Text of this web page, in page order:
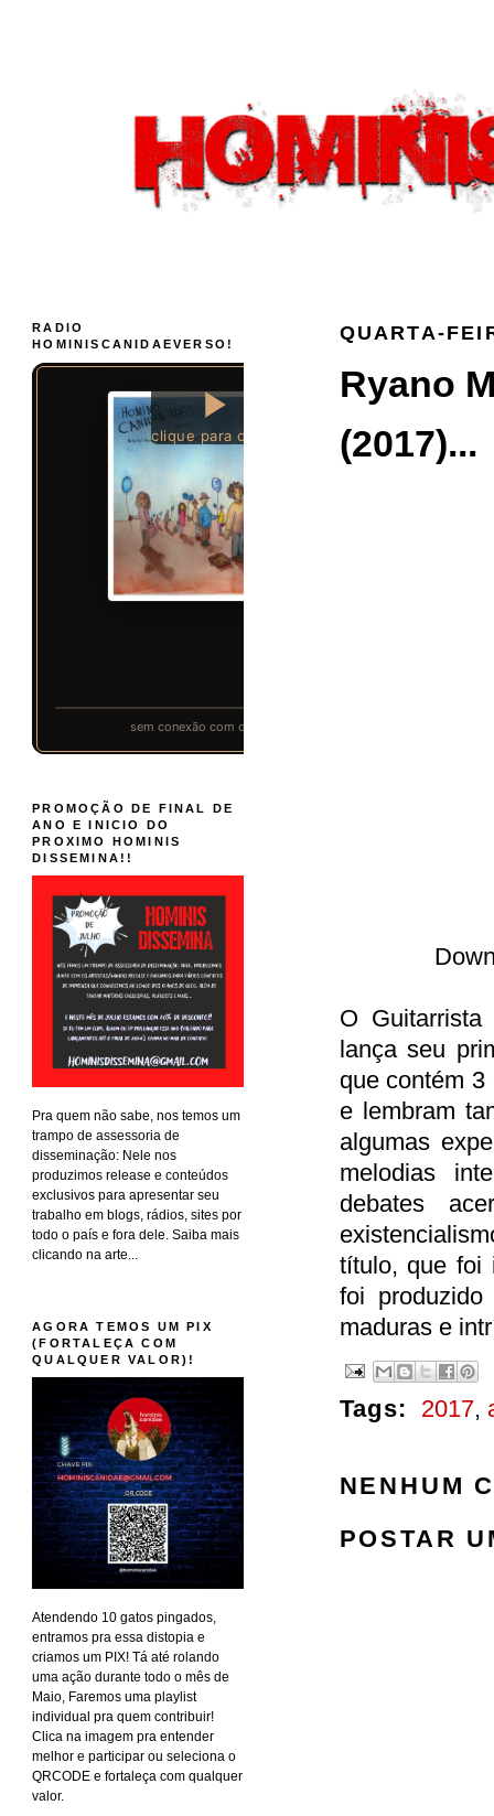
QUARTA-
Ryano
(2017)...
O
lança seu
que contém
e lembram
algumas
melodias
debates
título, que foi
foi
maduras e
Tags: 2017,
NENHUM
POSTAR
RADIO
HOMINISCANIDAEVERSO!
PROMOÇÃO DE FINAL DE
ANO E INICIO DO
PROXIMO HOMINIS
DISSEMINA!!
Pra quem não sabe, nos temos um
trampo de assessoria de
disseminação: Nele nos
produzimos release e conteúdos
exclusivos para apresentar seu
trabalho em blogs, rádios, sites por
todo o país e fora dele. Saiba mais
clicando na arte...
AGORA TEMOS UM PIX
(FORTALEÇA COM
QUALQUER VALOR)!
Atendendo 10 gatos pingados,
entramos pra essa distopia e
criamos um PIX! Tá até rolando
uma ação durante todo o mês de
Maio, Faremos uma playlist
individual pra quem contribuir!
Clica na imagem pra entender
melhor e participar ou seleciona o
QRCODE e fortaleça com qualquer
valor.